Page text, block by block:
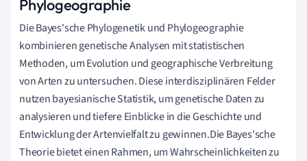
Phylogeographie
Die Bayes'sche Phylogenetik und Phylogeographie
kombinieren genetische Analysen mit statistischen
Methoden, um Evolution und geographische Verbreitung
von Arten zu untersuchen. Diese interdisziplinären Felder
nutzen bayesianische Statistik, um genetische Daten zu
analysieren und tiefere Einblicke in die Geschichte und
Entwicklung der Artenvielfalt zu gewinnen.Die Bayes'sche
Theorie bietet einen Rahmen, um Wahrscheinlichkeiten zu